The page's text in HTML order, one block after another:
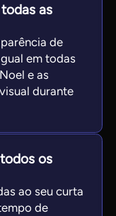
as
de
em todas
e as
durante
os
ao seu curta
de